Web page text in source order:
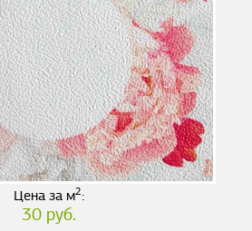
Цена за м2:
30 руб.